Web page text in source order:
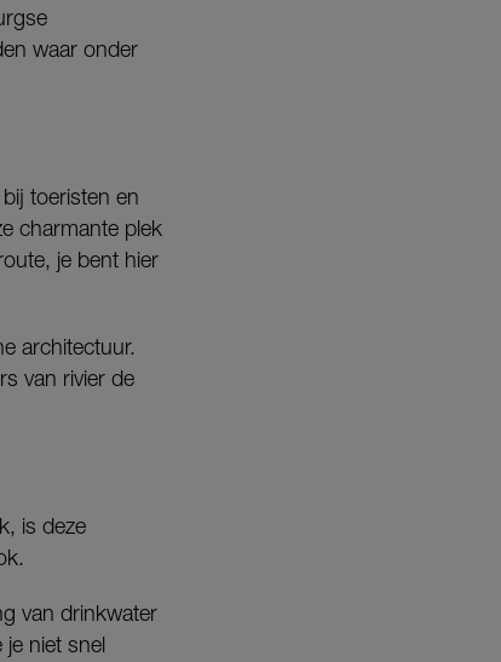
waar onder
toeristen en
charmante plek
je bent hier
architectuur.
van rivier de
is deze
van drinkwater
niet snel